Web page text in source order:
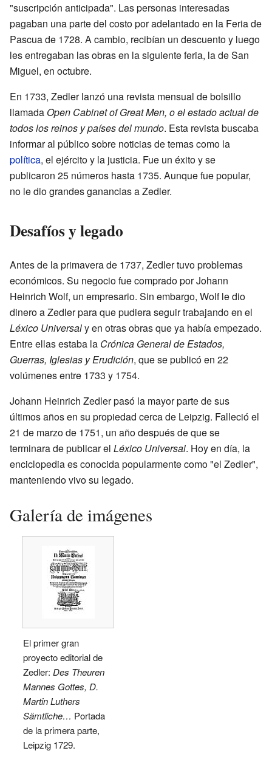
"suscripción anticipada". Las personas interesadas
pagaban una parte del costo por adelantado en la Feria de
Pascua de 1728. A cambio, recibían un descuento y luego
les entregaban las obras en la siguiente feria, la de San
Miguel, en octubre.
En 1733, Zedler lanzó una revista mensual de bolsillo
llamada Open Cabinet of Great Men, o el estado actual de
todos los reinos y países del mundo. Esta revista buscaba
informar al público sobre noticias de temas como la
política, el ejército y la justicia. Fue un éxito y se
publicaron 25 números hasta 1735. Aunque fue popular,
no le dio grandes ganancias a Zedler.
Desafíos y legado
Antes de la primavera de 1737, Zedler tuvo problemas
económicos. Su negocio fue comprado por Johann
Heinrich Wolf, un empresario. Sin embargo, Wolf le dio
dinero a Zedler para que pudiera seguir trabajando en el
Léxico Universaly en otras obras que ya había empezado.
Entre ellas estaba la Crónica General de Estados,
Guerras, Iglesias y Erudición, que se publicó en 22
volúmenes entre 1733 y 1754.
Johann Heinrich Zedler pasó la mayor parte de sus
últimos años en su propiedad cerca de Leipzig. Falleció el
21 de marzo de 1751, un año después de que se
terminara de publicar el Léxico Universal. Hoy en día, la
enciclopedia es conocida popularmente como "el Zedler",
manteniendo vivo su legado.
Galería de imágenes
El primer gran
proyecto editorial de
Zedler: Des Theuren
Mannes Gottes, D.
Martin Luthers
Sämtliche… Portada
de la primera parte,
Leipzig 1729.